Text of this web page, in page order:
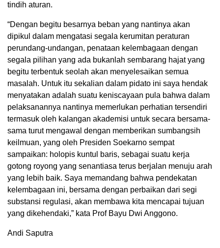
tindih aturan.
“Dengan begitu besarnya beban yang nantinya akan
dipikul dalam mengatasi segala kerumitan peraturan
perundang-undangan, penataan kelembagaan dengan
segala pilihan yang ada bukanlah sembarang hajat yang
begitu terbentuk seolah akan menyelesaikan semua
masalah. Untuk itu sekalian dalam pidato ini saya hendak
menyatakan adalah suatu keniscayaan pula bahwa dalam
pelaksanannya nantinya memerlukan perhatian tersendiri
termasuk oleh kalangan akademisi untuk secara bersama-
sama turut mengawal dengan memberikan sumbangsih
keilmuan, yang oleh Presiden Soekarno sempat
sampaikan: holopis kuntul baris, sebagai suatu kerja
gotong royong yang senantiasa terus berjalan menuju arah
yang lebih baik. Saya memandang bahwa pendekatan
kelembagaan ini, bersama dengan perbaikan dari segi
substansi regulasi, akan membawa kita mencapai tujuan
yang dikehendaki,” kata Prof Bayu Dwi Anggono.
Andi Saputra